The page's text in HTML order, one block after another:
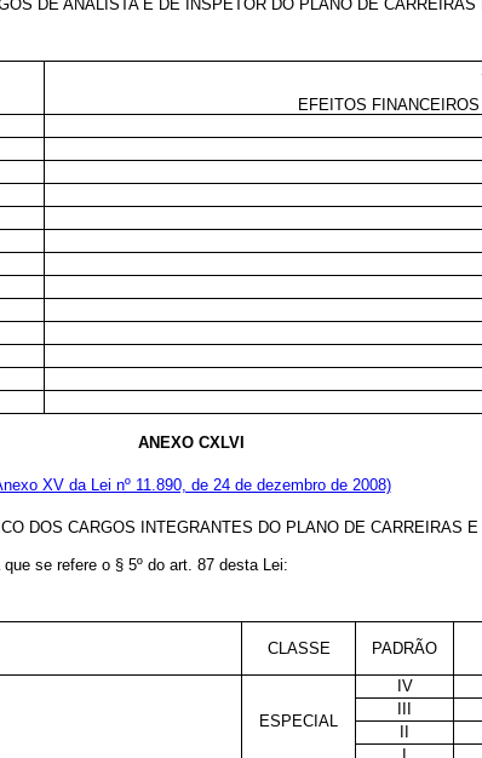
DE ANALISTA E DE INSPETOR DO PLANO DE CARREIRAS
EFEITOS
ANEXO CXLVI
XV da Lei nº 11.890, de 24 de dezembro de 2008)
DOS CARGOS INTEGRANTES DO PLANO DE CARREIRAS E
se refere o § 5º do art. 87 desta Lei:
CLASSE PADRÃO
ESPECIAL
IV